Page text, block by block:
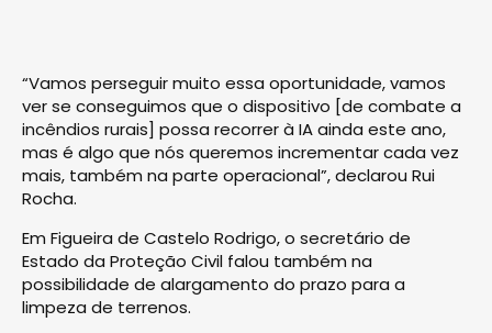
“Vamos perseguir muito essa oportunidade, vamos
ver se conseguimos que o dispositivo [de combate a
incêndios rurais] possa recorrer à IA ainda este ano,
mas é algo que nós queremos incrementar cada vez
mais, também na parte operacional”, declarou Rui
Rocha.
Em Figueira de Castelo Rodrigo, o secretário de
Estado da Proteção Civil falou também na
possibilidade de alargamento do prazo para a
limpeza de terrenos.